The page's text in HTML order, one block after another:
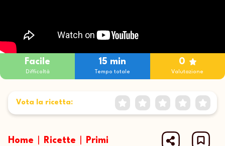
Facile
Difficoltà
15 min
Tempo totale
0
Valutazione
Vota la ricetta:
1 Star
2 Stars
3 Stars
4 Stars
5
Home Ricette Primi